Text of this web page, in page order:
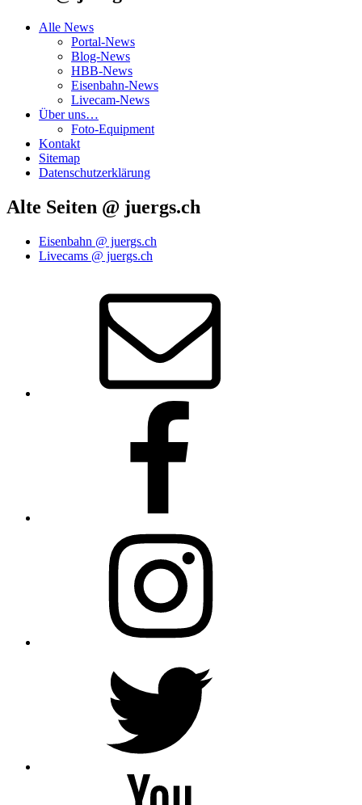
Alle News
Portal-News
Blog-News
HBB-News
Eisenbahn-News
Livecam-News
Über uns…
Foto-Equipment
Kontakt
Sitemap
Datenschutzerklärung
Alte Seiten @ juergs.ch
Eisenbahn @ juergs.ch
Livecams @ juergs.ch